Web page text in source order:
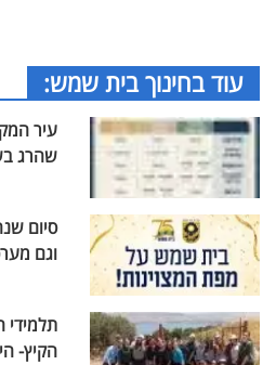
עוד בחינוך בית שמש:
עיר
שהרג
סיום
וגם
תלמידי
הקיץ-